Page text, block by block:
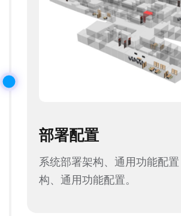
部署配置
系统部署架构、通用功能配
构、通用功能配置。